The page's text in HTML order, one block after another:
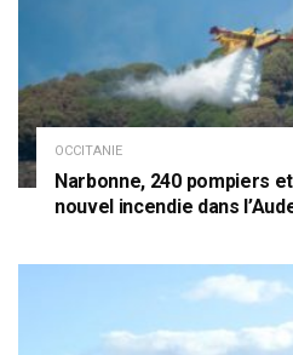
OCCITANIE
Narbonne, 240 pompiers
nouvel incendie dans